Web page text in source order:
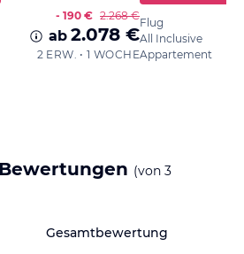
- 190 € 2.268 €
ab 2.078 €
2 ERW. • 1 WOCHE
Flug
All Inclusive
Appartement
(von 3
Gesamtbewertung